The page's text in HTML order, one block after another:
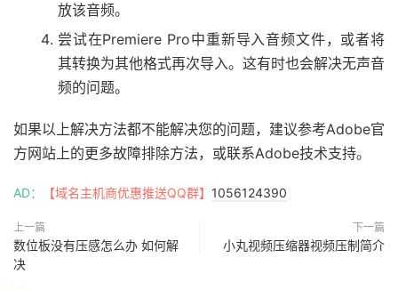
放该音频。
尝试在Premiere Pro中重新导入音频文件，或者将
其转换为其他格式再次导入。这有时也会解决无声音
频的问题。
如果以上解决方法都不能解决您的问题，建议参考Adobe官
方网站上的更多故障排除方法，或联系Adobe技术支持。
AD： 【域名主机商优惠推送QQ群】 1056124390
上一篇
数位板没有压感怎么办 如何解
决
下一篇
小丸视频压缩器视频压制简介